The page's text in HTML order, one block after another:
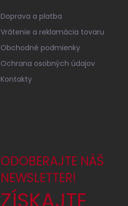
Doprava a platba
Vrátenie a reklamácia tovaru
Obchodné podmienky
Ochrana osobných údajov
Kontakty
ODOBERAJTE NÁŠ
NEWSLETTER!
ZÍSKAJTE